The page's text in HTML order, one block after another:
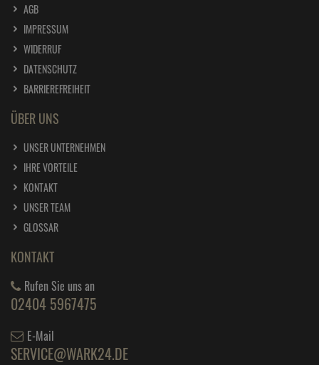
AGB
IMPRESSUM
WIDERRUF
DATENSCHUTZ
BARRIEREFREIHEIT
ÜBER UNS
UNSER UNTERNEHMEN
IHRE VORTEILE
KONTAKT
UNSER TEAM
GLOSSAR
KONTAKT
Rufen Sie uns an
02404 5967475
E-Mail
SERVICE@WARK24.DE